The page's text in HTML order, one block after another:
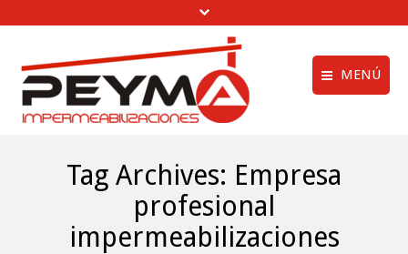
MENÚ
Obras Realizadas
Trabajos de
Impermeabilización
Política de
menú creditos
Tag Archives: Empresa
profesional
impermeabilizaciones